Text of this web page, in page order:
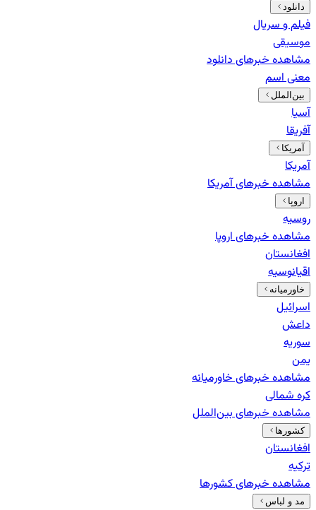
دانلود
فیلم و سریال
موسیقی
مشاهده خبرهایدانلود
معنی اسم
بین‌الملل
آسیا
آفریقا
آمریکا
آمریکا
مشاهده خبرهایآمریکا
اروپا
روسیه
مشاهده خبرهایاروپا
افغانستان
اقیانوسیه
خاورمیانه
اسرائیل
داعش
سوریه
یمن
مشاهده خبرهایخاورمیانه
کره شمالی
مشاهده خبرهایبین‌الملل
کشورها
افغانستان
ترکیه
مشاهده خبرهایکشورها
مد و لباس